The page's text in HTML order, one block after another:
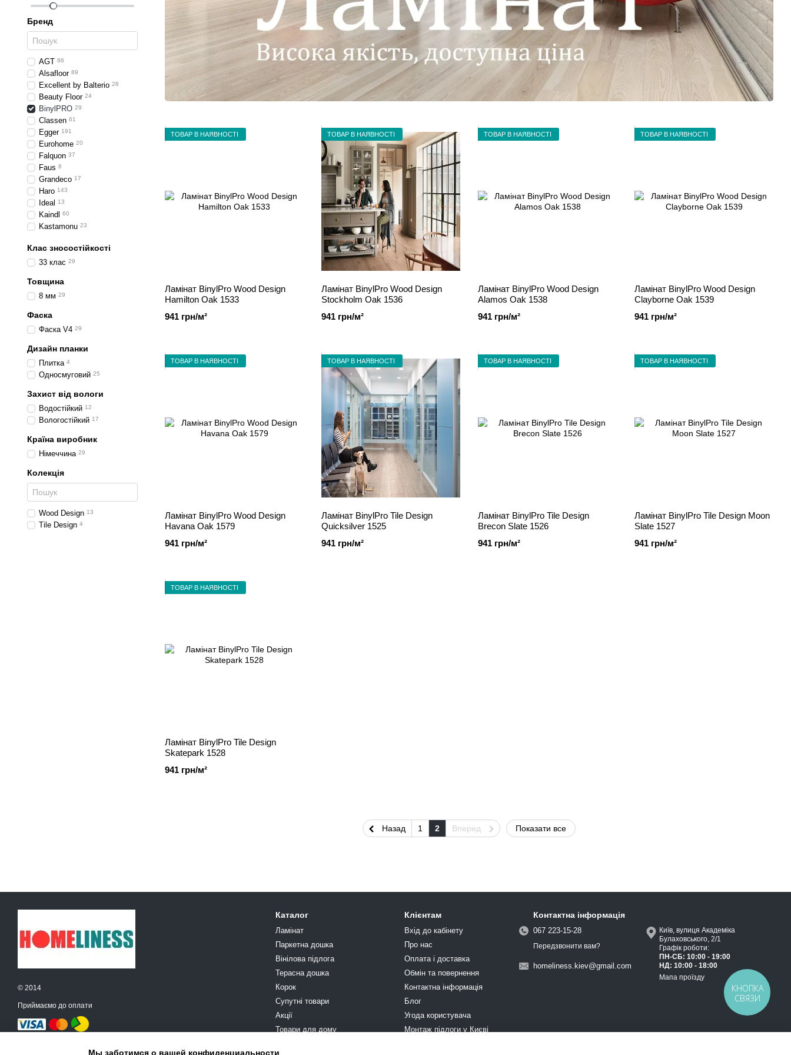
ТОВАР В НАЯВНОСТІ
Ламінат BinylPro Wood Design
Hamilton Oak 1533
941 грн/м²
ТОВАР В НАЯВНОСТІ
Ламінат BinylPro Wood Design
Stockholm Oak 1536
941 грн/м²
ТОВАР В НАЯВНОСТІ
Ламінат BinylPro Wood Design
Alamos Oak 1538
941 грн/м²
ТОВАР В НАЯВНОСТІ
Ламінат BinylPro Wood Design
Clayborne Oak 1539
941 грн/м²
ТОВАР В НАЯВНОСТІ
Ламінат BinylPro Wood Design
Havana Oak 1579
941 грн/м²
ТОВАР В НАЯВНОСТІ
Ламінат BinylPro Tile Design
Quicksilver 1525
941 грн/м²
ТОВАР В НАЯВНОСТІ
Ламінат BinylPro Tile Design
Brecon Slate 1526
941 грн/м²
ТОВАР В НАЯВНОСТІ
Ламінат BinylPro Tile Design Moon
Slate 1527
941 грн/м²
ТОВАР В НАЯВНОСТІ
Ламінат BinylPro Tile Design
Skatepark 1528
941 грн/м²
Назад 1 2 Вперед Показати все
Бренд
AGT 86
Alsafloor 89
Excellent by Balterio 28
Beauty Floor 24
BinylPRO 29
Classen 61
Egger 191
Eurohome 20
Falquon 37
Faus 8
Grandeco 17
Haro 143
Ideal 13
Kaindl 60
Kastamonu 23
Krono Swiss 42
Kronopol 120
My Floor
My Style
Ter Hurne
Villeroy&Boch
Vitality
Xpert Pro
Yildiz Entegre 52
Клас зносостійкості
33 клас 29
Товщина
8 мм 29
Фаска
Фаска V4 29
Дизайн планки
Плитка 4
Односмуговий 25
Захист від вологи
Водостійкий 12
Вологостійкий 17
Країна виробник
Німеччина 29
Колекція
Wood Design 13
Tile Design 4
© 2014
Приймаємо до оплати
Каталог
Ламінат
Паркетна дошка
Вінілова підлога
Терасна дошка
Корок
Супутні товари
Акції
Товари для дому
Клієнтам
Вхід до кабінету
Про нас
Оплата і доставка
Обмін та повернення
Контактна інформація
Блог
Угода користувача
Монтаж підлоги у Києві
Контактна інформація
067 223-15-28
Передзвонити вам?
homeliness.kiev@gmail.com
Київ, вулиця Академіка
Булаховського, 2/1
Графік роботи:
ПН-СБ: 10:00 - 19:00
НД: 10:00 - 18:00
Мапа проїзду
Мы заботимся о вашей конфиденциальности
КНОПКА
СВЯЗИ